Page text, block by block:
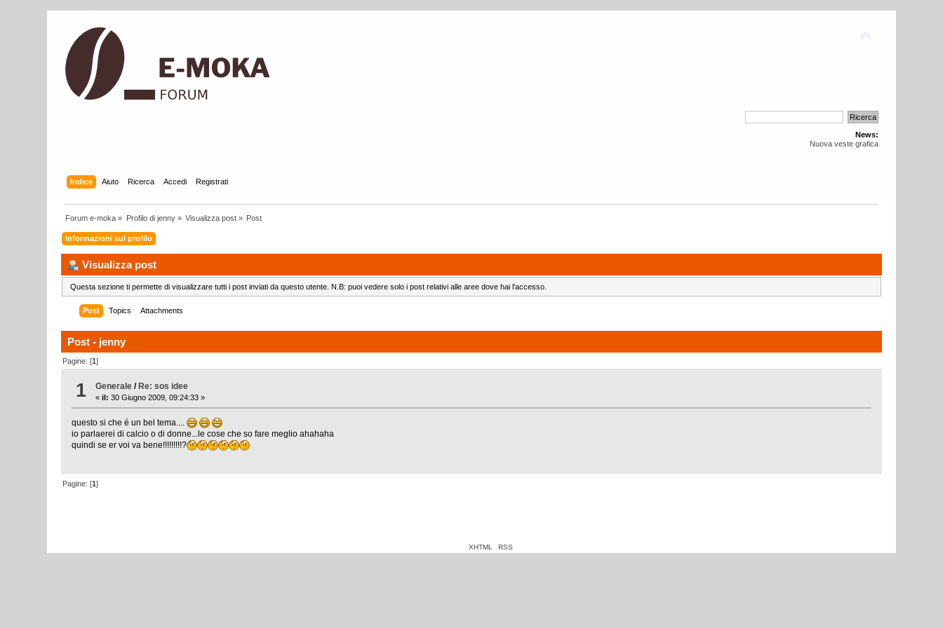
News:
Nuova veste grafica
Indice Aiuto Ricerca Accedi Registrati
Forum e-moka » Profilo di jenny» Visualizza post » Post
Informazioni sul profilo
Visualizza post
Questa sezione ti permette di visualizzare tutti i post inviati da questo utente. N.B: puoi vedere solo i post relativi alle aree dove hai l'accesso.
Post Topics Attachments
Post - jenny
Pagine: [1]
1 Generale / Re: sos idee
«il: 30 Giugno 2009, 09:24:33 »
questo si che é un bel tema....
io parlaerei di calcio o di donne...le cose che so fare meglio ahahaha
quindi se er voi va bene!!!!!!!!!?
Pagine: [1]
XHTML RSS